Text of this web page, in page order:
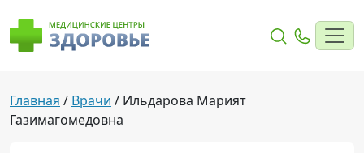
Главная / Врачи / Ильдарова Марият
Газимагомедовна